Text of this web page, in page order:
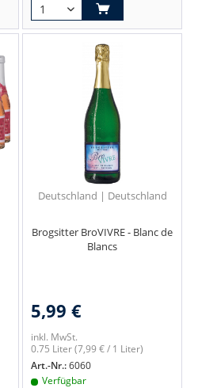
Deutschland | Deutschland
Brogsitter BroVIVRE - Blanc de
Blancs
5,99 €
inkl. MwSt.
0.75 Liter(7,99 € / 1 Liter)
Art.-Nr.:6060
Verfügbar